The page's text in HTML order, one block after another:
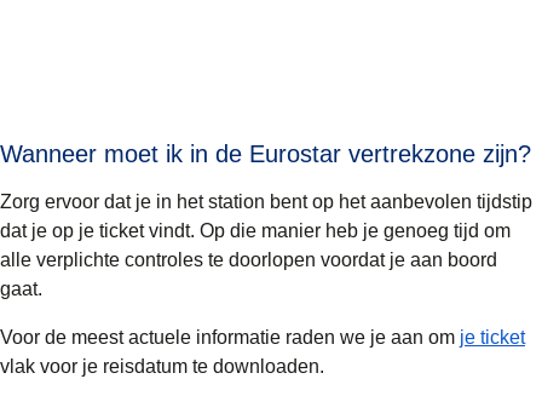
Wanneer moet ik in de Eurostar vertrekzone zijn?
Zorg ervoor dat je in het station bent op hetaanbevolen tijdstip
dat je op je ticket vindt. Op die manier heb je genoeg tijd om
alle verplichte controles te doorlopen voordat je aan boord
gaat.
Voor de meest actuele informatie raden we je aan om je ticket
vlak voor je reisdatum te downloaden.